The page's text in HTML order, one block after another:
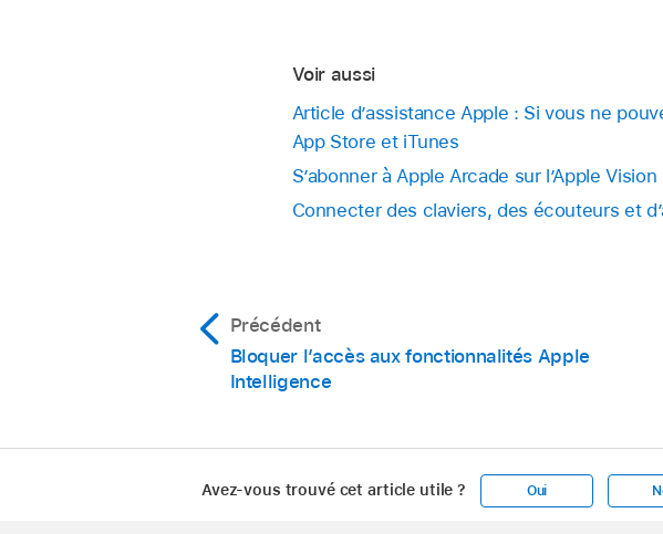
Voir aussi
Article d’assistance Apple : Si vous ne
App Store et iTunes
S’abonner à Apple Arcade sur l’Apple Vision
Connecter des claviers, des écouteurs et
Précédent
Bloquer l’accès aux fonctionnalités Apple
Intelligence
Avez-vous trouvé cet article utile ? Oui